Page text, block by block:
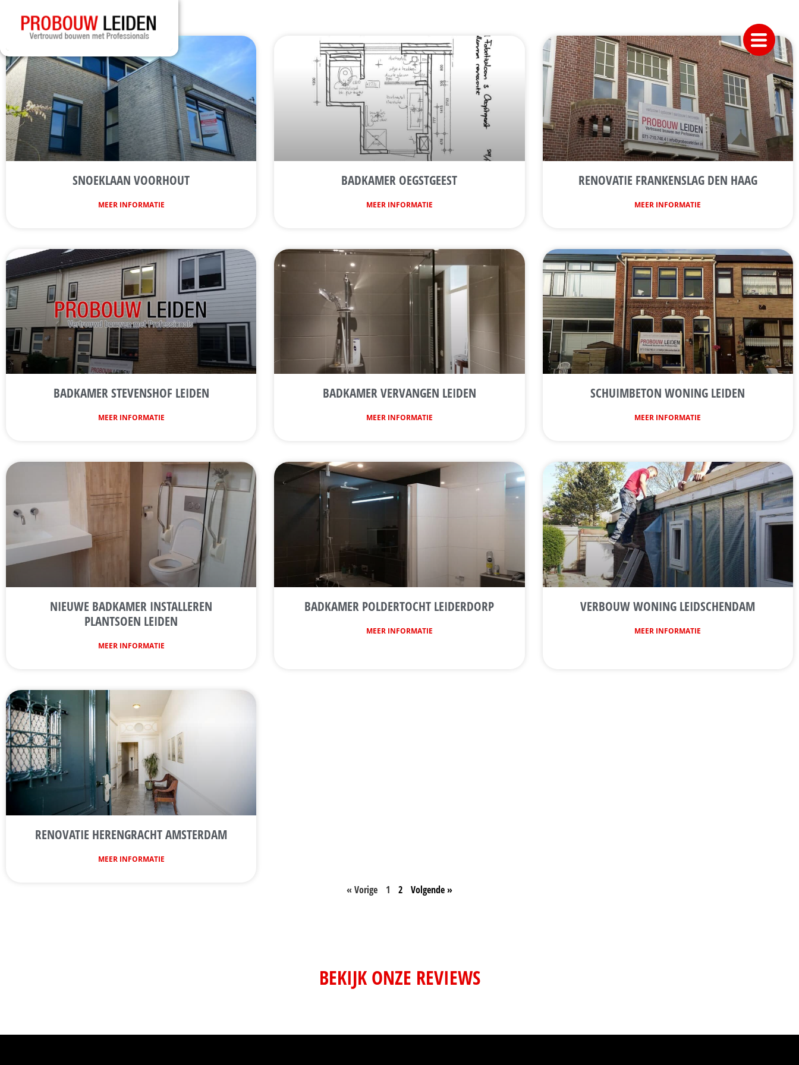
SNOEKLAAN VOORHOUT
MEER INFORMATIE
BADKAMER OEGSTGEEST
MEER INFORMATIE
RENOVATIE FRANKENSLAG DEN HAAG
MEER INFORMATIE
BADKAMER STEVENSHOF LEIDEN
MEER INFORMATIE
BADKAMER VERVANGEN LEIDEN
MEER INFORMATIE
SCHUIMBETON WONING LEIDEN
MEER INFORMATIE
NIEUWE BADKAMER INSTALLEREN
PLANTSOEN LEIDEN
MEER INFORMATIE
BADKAMER POLDERTOCHT LEIDERDORP
MEER INFORMATIE
VERBOUW WONING LEIDSCHENDAM
MEER INFORMATIE
RENOVATIE HERENGRACHT AMSTERDAM
MEER INFORMATIE
« Vorige 1 2 Volgende »
BEKIJK ONZE REVIEWS